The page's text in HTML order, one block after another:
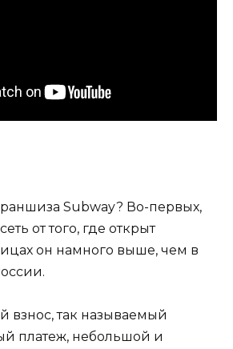
Subway? Во-первых,
от того, где открыт
он намного выше, чем в
взнос, так называемый
платеж, небольшой и